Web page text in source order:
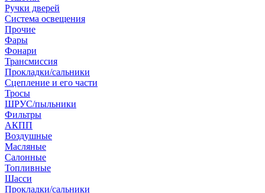
Ручки дверей
Система освещения
Прочие
Фары
Фонари
Трансмиссия
Прокладки/сальники
Сцепление и его части
Тросы
ШРУС/пыльники
Фильтры
АКПП
Воздушные
Масляные
Салонные
Топливные
Шасси
Прокладки/сальники